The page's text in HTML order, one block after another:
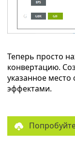
Теперь просто
конвертацию.
указанное
эффектами.